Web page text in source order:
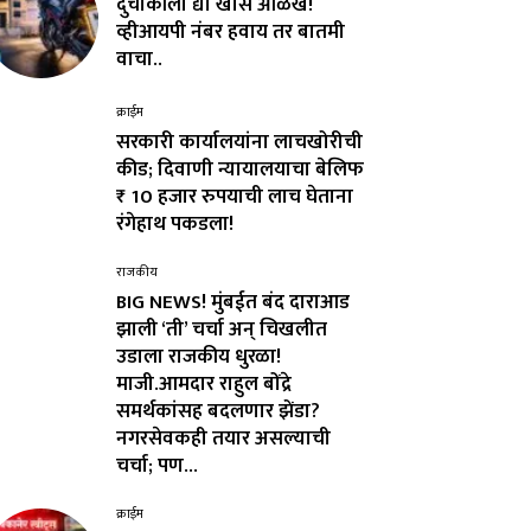
व्हीआयपी नंबर हवाय तर बातमी
वाचा..
क्राईम
सरकारी कार्यालयांना लाचखोरीची
कीड; दिवाणी न्यायालयाचा बेलिफ
₹ 10 हजार रुपयाची लाच घेताना
रंगेहाथ पकडला!
राजकीय
BIG NEWS! मुंबईत बंद दाराआड
झाली ‘ती’ चर्चा अन् चिखलीत
उडाला राजकीय धुरळा!
माजी.आमदार राहुल बोंद्रे
समर्थकांसह बदलणार झेंडा?
नगरसेवकही तयार असल्याची
चर्चा; पण...
क्राईम